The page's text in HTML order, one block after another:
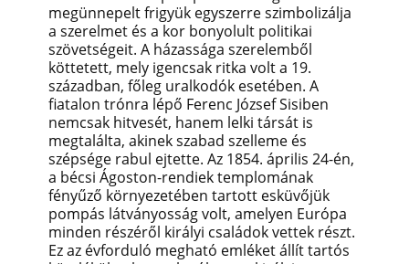
megünnepelt frigyük egyszerre szimbolizálja
a szerelmet és a kor bonyolult politikai
szövetségeit. A házassága szerelemből
köttetett, mely igencsak ritka volt a 19.
században, főleg uralkodók esetében. A
fiatalon trónra lépő Ferenc József Sisiben
nemcsak hitvesét, hanem lelki társát is
megtalálta, akinek szabad szelleme és
szépsége rabul ejtette. Az 1854. április 24-én,
a bécsi Ágoston-rendiek templomának
fényűző környezetében tartott esküvőjük
pompás látványosság volt, amelyen Európa
minden részéről királyi családok vettek részt.
Ez az évforduló megható emléket állít tartós